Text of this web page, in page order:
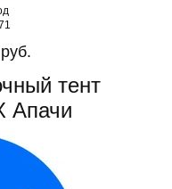
тент
Апачи